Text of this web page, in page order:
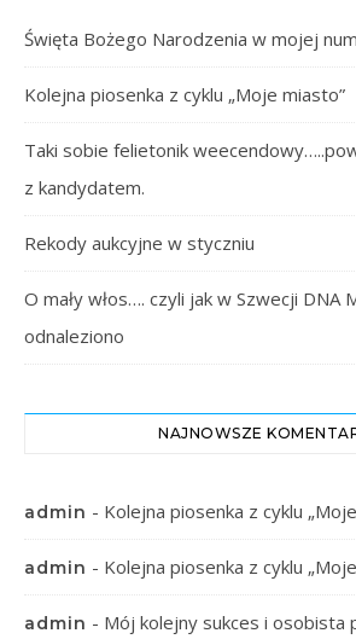
Święta Bożego Narodzenia w mojej
Kolejna piosenka z cyklu „Moje miasto”
Taki sobie felietonik
z kandydatem.
Rekody aukcyjne w styczniu
O mały włos…. czyli jak w Szwecji DNA
odnaleziono
NAJNOWSZE
admin - Kolejna piosenka z cyklu
admin - Kolejna piosenka z cyklu
admin - Mój kolejny sukces i osobista